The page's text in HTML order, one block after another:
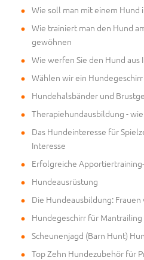
Wie soll man mit einem Hund
Wie trainiert man den Hund
gewöhnen
Wie werfen Sie den Hund aus
Wählen wir ein
Hundehalsbänder und
Therapiehundausbildung - wie
Das Hundeinteresse für
Interesse
Erfolgreiche
Hundeausrüstung
Die Hundeausbildung: Frauen
Hundegeschirr für Mantrailing
Scheunenjagd (Barn Hunt)
Top Zehn Hundezubehör für